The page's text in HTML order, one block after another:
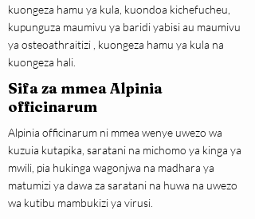
kuongeza hamu ya kula, kuondoa kichefucheu,
kupunguza maumivu ya baridi yabisi au maumivu
ya osteoathraitizi , kuongeza hamu ya kula na
kuongeza hali.
Sifa za mmea Alpinia
officinarum
Alpinia officinarum ni mmea wenye uwezo wa
kuzuia kutapika, saratani na michomo ya kinga ya
mwili, pia hukinga wagonjwa na madhara ya
matumizi ya dawa za saratani na huwa na uwezo
wa kutibu mambukizi ya virusi.